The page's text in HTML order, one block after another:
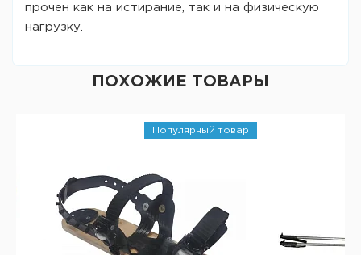
прочен как на истирание, так и на физическую
нагрузку.
ПОХОЖИЕ ТОВАРЫ
Популярный товар